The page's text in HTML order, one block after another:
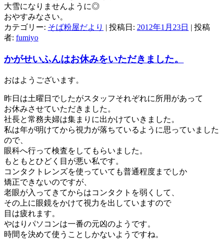
大雪になりませんように◎
おやすみなさい。
カテゴリー: そば粉屋だより | 投稿日: 2012年1月23日 | 投稿
者: fumiyo
かがせいふんはお休みをいただきました。
おはようございます。
昨日は土曜日でしたがスタッフそれぞれに所用があって
お休みさせていただきました。
社長と常務夫婦は集まりに出かけていきました。
私は年が明けてから視力が落ちているように思っていました
ので、
眼科へ行って検査をしてもらいました。
もともとひどく目が悪い私です。
コンタクトレンズを使っていても普通程度までしか
矯正できないのですが、
老眼が入ってきてからはコンタクトを弱くして、
その上に眼鏡をかけて視力を出していますので
目は疲れます。
やはりパソコンは一番の元凶のようです。
時間を決めて使うことしかないようですね。